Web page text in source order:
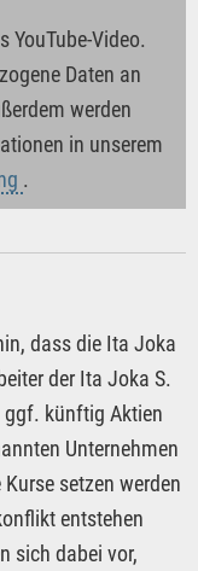
YouTube-Video.
Daten an
werden
in unserem
.
dass die Ita Joka
der Ita Joka S.
ggf. künftig Aktien
Unternehmen
setzen werden
entstehen
sich dabei vor,